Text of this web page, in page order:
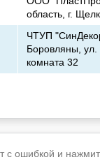
область, г.
ЧТУП
Боровляны,
комната 32
с ошибкой и